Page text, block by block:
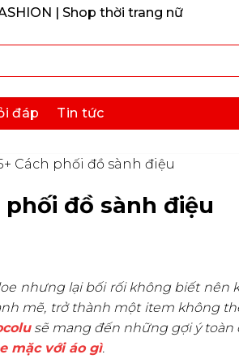
| Shop thời trang nữ
đáp Tin tức
Cách phối đồ sành điệu
phối đồ sành điệu
nhưng lại bối rối không biết nên
mẽ, trở thành một item không
sẽ mang đến những gợi ý toàn
mặc với áo gì.